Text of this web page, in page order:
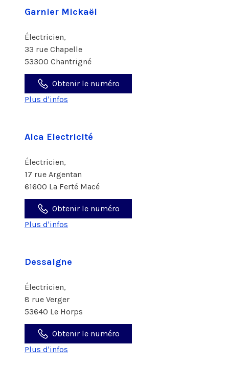
Garnier Mickaël
Électricien,
33 rue Chapelle
53300 Chantrigné
Obtenir le numéro
Plus d'infos
Alca Electricité
Électricien,
17 rue Argentan
61600 La Ferté Macé
Obtenir le numéro
Plus d'infos
Dessaigne
Électricien,
8 rue Verger
53640 Le Horps
Obtenir le numéro
Plus d'infos